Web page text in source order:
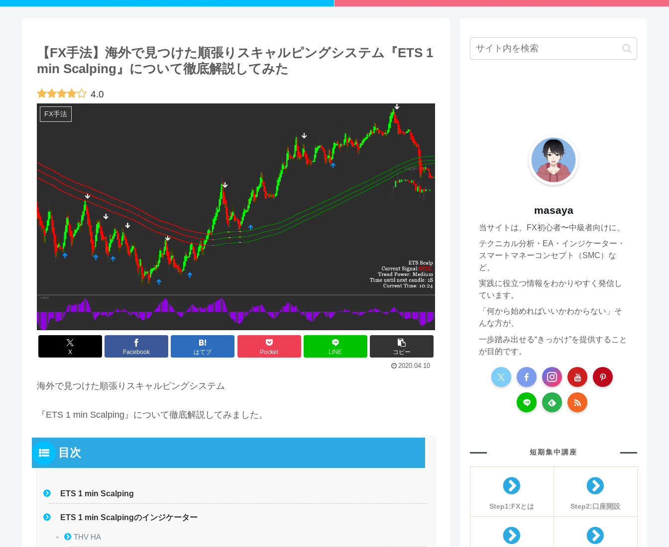
【FX手法】海外で見つけた順張りスキャルピングシステム『ETS 1
min Scalping』について徹底解説してみた
4.0
FX手法
X Facebook はてブ Pocket LINE コピー
2020.04.10
海外で見つけた順張りスキャルピングシステム
『ETS 1 min Scalping』について徹底解説してみました。
目次
ETS 1 min Scalping
ETS 1 min Scalpingのインジケーター
THV HA
masaya
当サイトは、FX初心者〜中級者向けに、
テクニカル分析・EA・インジケーター・
スマートマネーコンセプト（SMC）な
ど、
実践に役立つ情報をわかりやすく発信し
ています。
「何から始めればいいかわからない」そ
んな方が、
一歩踏み出せる“きっかけ”を提供すること
が目的です。
短期集中講座
Step1:FXとは Step2:口座開設